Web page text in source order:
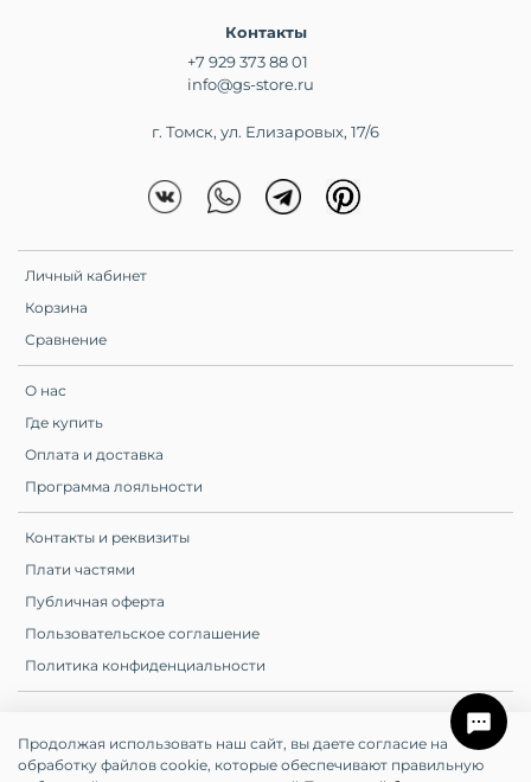
Личный кабинет
Корзина
Сравнение
О нас
Где купить
Оплата и доставка
Программа лояльности
Контакты и реквизиты
Плати частями
Публичная оферта
Пользовательское соглашение
Политика конфиденциальности
Контакты
+7 929 373 88 01
info@gs-store.ru
г. Томск, ул. Елизаровых, 17/6
Шумилов Д.С.
Производство косметики полного
Продолжая использовать наш сайт, вы даете согласие на
обработку файлов cookie, которые обеспечивают правильную